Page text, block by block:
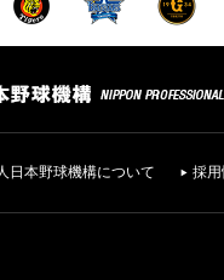
日本野球機構について 採用